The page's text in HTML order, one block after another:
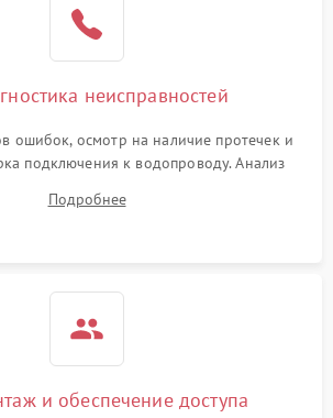
неисправностей
ошибок, осмотр на наличие протечек и
подключения к водопроводу. Анализ
слива, нагрева, вращения
или срабатывание системы защиты
Подробнее
и обеспечение доступа